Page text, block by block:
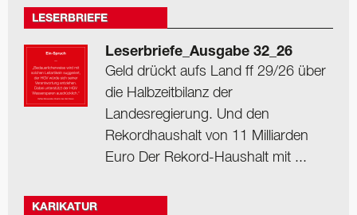
LESERBRIEFE
Leserbriefe_Ausgabe 32_26
Geld drückt aufs Land ff 29/26 über
die Halbzeitbilanz der
Landesregierung. Und den
Rekordhaushalt von 11 Milliarden
Euro Der Rekord-Haushalt mit ...
KARIKATUR